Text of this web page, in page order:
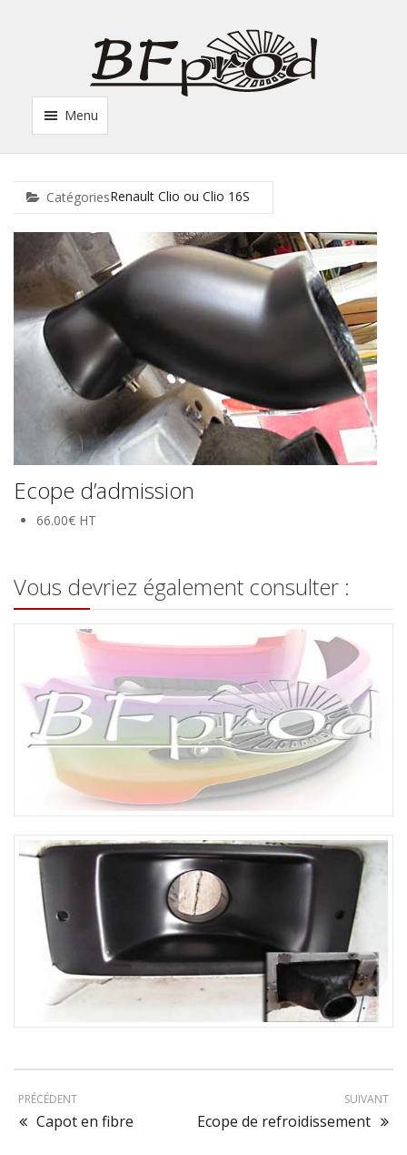
Menu
CatégoriesRenault Clio ou Clio 16S
Ecope d’admission
66.00€ HT
Vous devriez également consulter :
Cache phare fibre
Ecope de refroidissement
PRÉCÉDENT
Capot en fibre
SUIVANT
Ecope de refroidissement